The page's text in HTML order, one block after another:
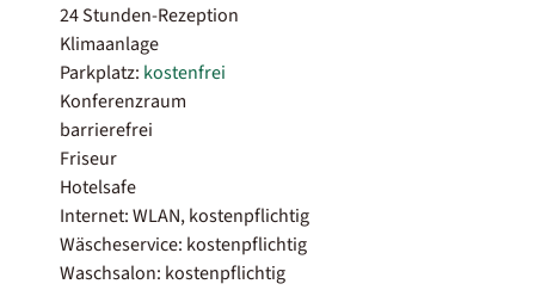
24 Stunden-Rezeption
Klimaanlage
Parkplatz: kostenfrei
Konferenzraum
barrierefrei
Friseur
Hotelsafe
Internet: WLAN, kostenpflichtig
Wäscheservice: kostenpflichtig
Waschsalon: kostenpflichtig